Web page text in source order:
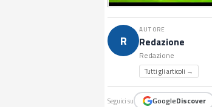
R
AUTORE
Redazione
Redazione
Tutti gli articoli →
Seguici su GoogleDiscover